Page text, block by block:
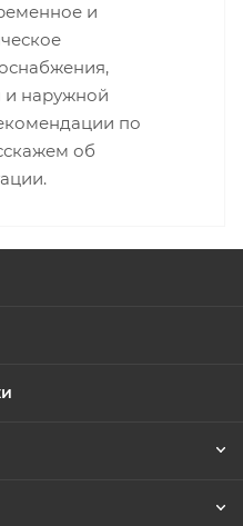
и
и наружной
по
об